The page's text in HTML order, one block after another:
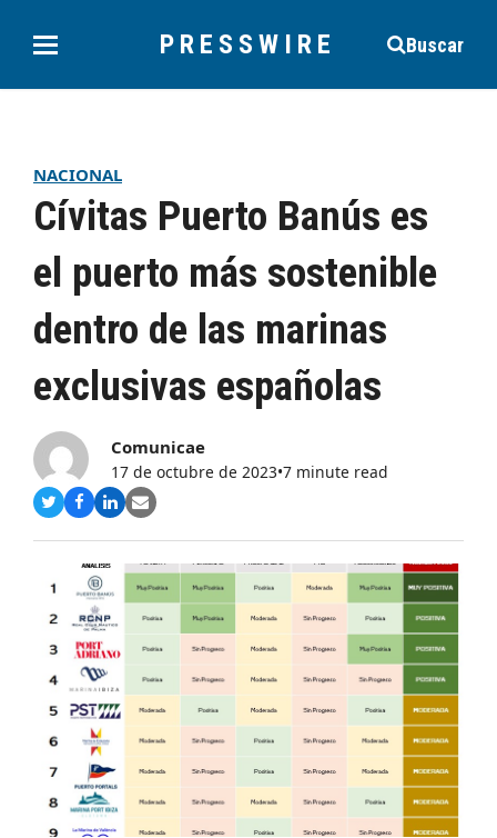
PRESSWIRE Buscar
NACIONAL
Cívitas Puerto Banús es
el puerto más sostenible
dentro de las marinas
exclusivas españolas
Comunicae
17 de octubre de 2023•7 minute read
Compartir
Twitter
Compartir
Facebook
Compartir
LinkedIn
Share
Email